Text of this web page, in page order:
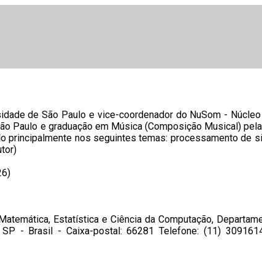
de São Paulo e vice-coordenador do NuSom -
Paulo e graduação em Música (Composição Musical)
principalmente nos seguintes temas: processamento de
Estatística e Ciência da Computação,
- Brasil - Caixa-postal: 66281 Telefone: (11)